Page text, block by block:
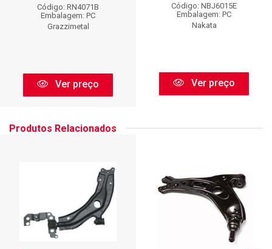
Código: RN4071B
Embalagem: PC
Grazzimetal
Ver preço
Código: NBJ6015E
Embalagem: PC
Nakata
Ver preço
Produtos Relacionados